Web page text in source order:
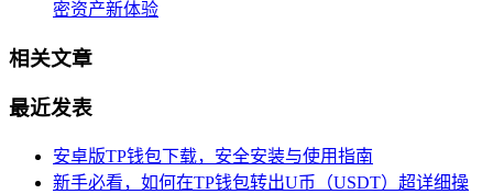
密资产新体验
相关文章
最近发表
安卓版TP钱包下载，安全安装与使用指南
新手必看，如何在TP钱包转出U币（USDT）超详细操